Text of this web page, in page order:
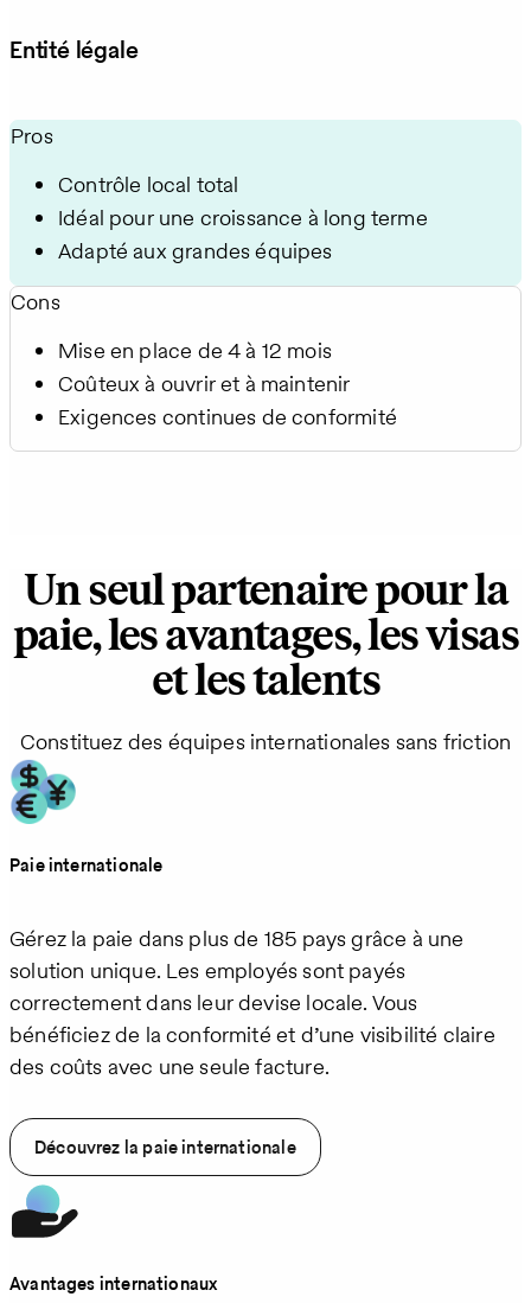
Entité légale
Pros
Contrôle local total
Idéal pour une croissance à long terme
Adapté aux grandes équipes
Cons
Mise en place de 4 à 12 mois
Coûteux à ouvrir et à maintenir
Exigences continues de conformité
Un seul partenaire pour la
paie, les avantages, les visas
et les talents
Constituez des équipes internationales sans friction
Paie internationale
Gérez la paie dans plus de 185 pays grâce à une
solution unique. Les employés sont payés
correctement dans leur devise locale. Vous
bénéficiez de la conformité et d’une visibilité claire
des coûts avec une seule facture.
Découvrez la paie internationale
Avantages internationaux